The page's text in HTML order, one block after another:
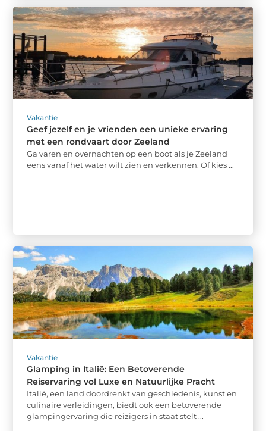
Vakantie
Geef jezelf en je vrienden een unieke ervaring
met een rondvaart door Zeeland
Ga varen en overnachten op een boot als je Zeeland
eens vanaf het water wilt zien en verkennen. Of kies ...
Vakantie
Glamping in Italië: Een Betoverende
Reiservaring vol Luxe en Natuurlijke Pracht
Italië, een land doordrenkt van geschiedenis, kunst en
culinaire verleidingen, biedt ook een betoverende
glampingervaring die reizigers in staat stelt ...